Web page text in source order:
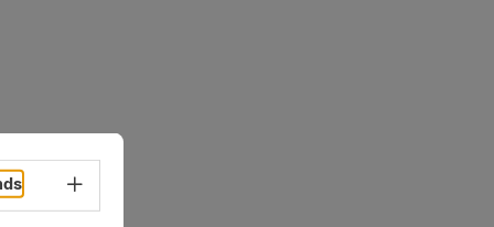
Taalkeuze - menu openen